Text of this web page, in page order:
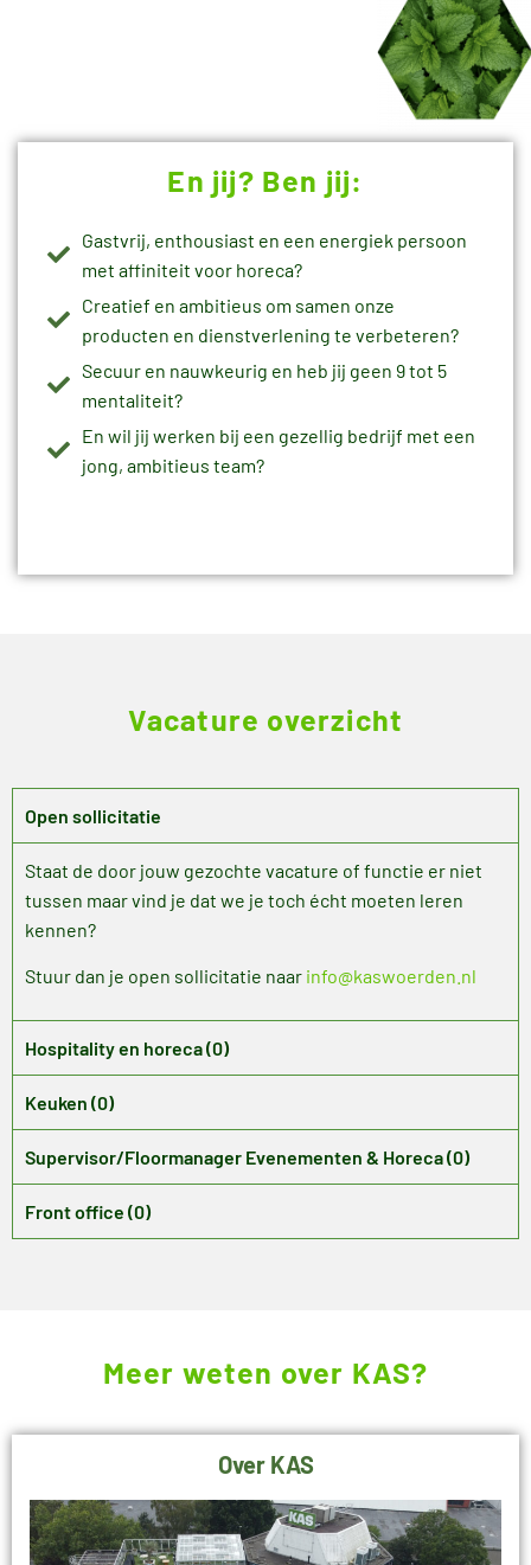
En jij? Ben jij:
Gastvrij, enthousiast en een energiek persoon
met affiniteit voor horeca?
Creatief en ambitieus om samen onze
producten en dienstverlening te verbeteren?
Secuur en nauwkeurig en heb jij geen 9 tot 5
mentaliteit?
En wil jij werken bij een gezellig bedrijf met een
jong, ambitieus team?
Vacature overzicht
Open sollicitatie
Staat de door jouw gezochte vacature of functie er niet
tussen maar vind je dat we je toch écht moeten leren
kennen?
Stuur dan je open sollicitatie naar info@kaswoerden.nl
Hospitality en horeca (0)
Keuken (0)
Supervisor/Floormanager Evenementen & Horeca (0)
Front office (0)
Meer weten over KAS?
Over KAS